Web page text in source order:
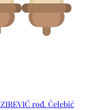
rođ. Čelebić